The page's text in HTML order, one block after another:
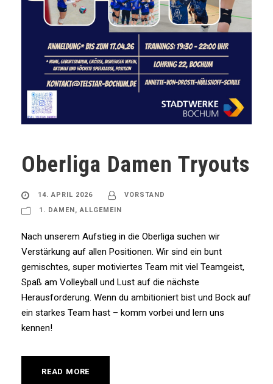
Oberliga Damen Tryouts
14. APRIL 2026
VORSTAND
1. DAMEN , ALLGEMEIN
Nach unserem Aufstieg in die Oberliga suchen wir
Verstärkung auf allen Positionen. Wir sind ein bunt
gemischtes, super motiviertes Team mit viel Teamgeist,
Spaß am Volleyball und Lust auf die nächste
Herausforderung. Wenn du ambitioniert bist und Bock auf
ein starkes Team hast – komm vorbei und lern uns
kennen!
READ MORE